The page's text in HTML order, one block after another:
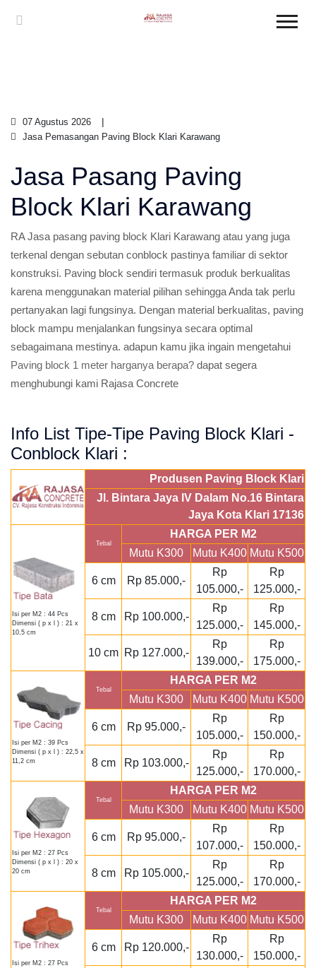
07 Agustus 2026
Jasa Pemasangan Paving Block Klari Karawang
Jasa Pasang Paving
Block Klari Karawang
RA Jasa pasang paving block Klari Karawang atau yang juga
terkenal dengan sebutan conblock pastinya familiar di sektor
konstruksi. Paving block sendiri termasuk produk berkualitas
karena menggunakan material pilihan sehingga Anda tak perlu
pertanyakan lagi fungsinya. Dengan material berkualitas, paving
block mampu menjalankan fungsinya secara optimal
sebagaimana mestinya. adapun kamu jika ingain mengetahui
Paving block 1 meter harganya berapa? dapat segera
menghubungi kami Rajasa Concrete
Info List Tipe-Tipe Paving Block Klari -
Conblock Klari :
Produsen Paving Block Klari
Jl. Bintara Jaya IV Dalam No.16 Bintara
Jaya Kota Klari 17136
Isi per M2 : 44 Pcs
Dimensi ( p x l ) : 21 x
10,5 cm
Tebal
HARGA PER M2
Mutu K300
Mutu K400 Mutu K500
6 cm Rp 85.000,-
Rp
105.000,-
Rp
125.000,-
8 cm Rp 100.000,-
Rp
125.000,-
Rp
145.000,-
10 cm Rp 127.000,-
Rp
139.000,-
Rp
175.000,-
Isi per M2 : 39 Pcs
Dimensi ( p x l ) : 22,5 x
11,2 cm
Tebal
HARGA PER M2
Mutu K300
Mutu K400 Mutu K500
6 cm Rp 95.000,-
Rp
105.000,-
Rp
150.000,-
8 cm Rp 103.000,-
Rp
125.000,-
Rp
170.000,-
Isi per M2 : 27 Pcs
Dimensi ( p x l ) : 20 x
20 cm
Tebal
HARGA PER M2
Mutu K300
Mutu K400 Mutu K500
6 cm Rp 95.000,-
Rp
107.000,-
Rp
150.000,-
8 cm Rp 105.000,-
Rp
125.000,-
Rp
170.000,-
Isi per M2 : 27 Pcs
Tebal
HARGA PER M2
Mutu K300
Mutu K400 Mutu K500
6 cm Rp 120.000,-
Rp
130.000,-
Rp
150.000,-